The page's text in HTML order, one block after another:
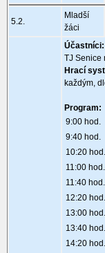
5.2.
Mladší
žáci
Účastníci:
TJ Senice
Hrací
každým,
Program:
9:00 hod.
9:40 hod.
10:20 hod.
11:00 hod.
11:40 hod.
12:20 hod.
13:00 hod.
13:40 hod.
14:20 hod.